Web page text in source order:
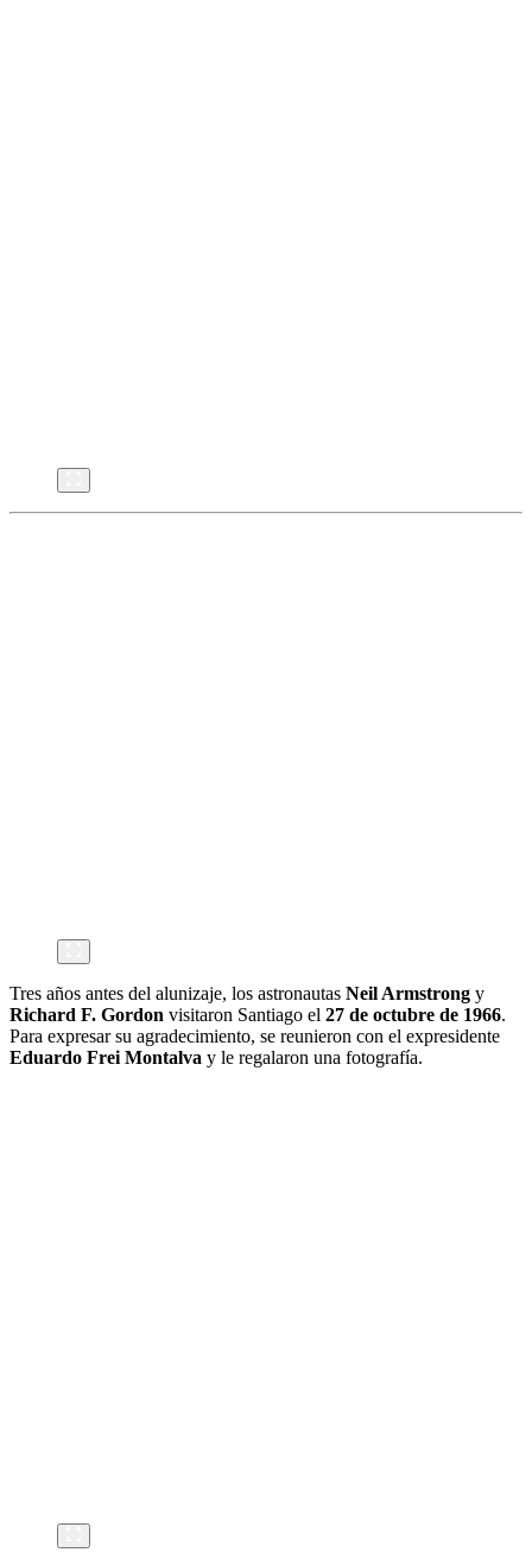
Tres años antes del alunizaje, los astronautas Neil Armstrong y
Richard F. Gordon visitaron Santiago el 27 de octubre de 1966.
Para expresar su agradecimiento, se reunieron con el expresidente
Eduardo Frei Montalva y le regalaron una fotografía.